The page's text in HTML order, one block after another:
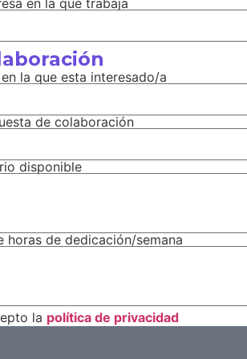
la que esta interesado/a
de colaboración
disponible
horas de dedicación/semana
la política de privacidad